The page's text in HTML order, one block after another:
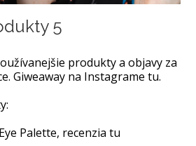
5
produkty a objavy za
Giweaway na Instagrame tu.
Palette, recenzia tu